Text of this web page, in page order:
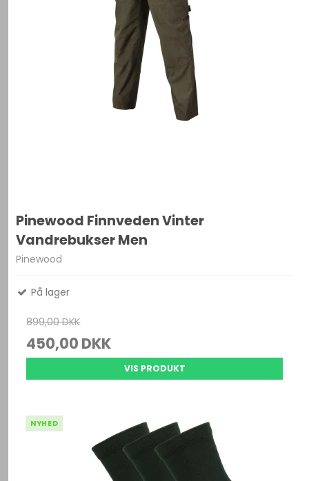
Pinewood Finnveden Vinter
Vandrebukser Men
Pinewood
På lager
899,00 DKK
450,00 DKK
VIS PRODUKT
NYHED